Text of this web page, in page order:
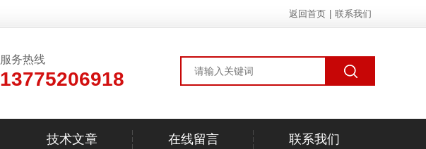
返回首页 联系我们
服务热线
13775206918
技术文章 在线留言 联系我们